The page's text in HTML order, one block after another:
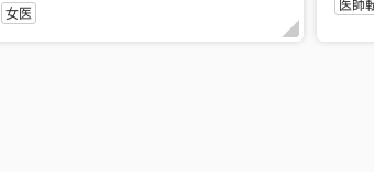
女医
医師